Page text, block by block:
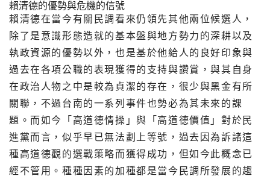
賴清德的優勢與危機的信號
賴清德在當今有關民調看來仍領先其他兩位候選人，
除了是意識形態造就的基本盤與地方勢力的深耕以及
執政資源的優勢以外，也是基於他給人的良好印象與
過去在各項公職的表現獲得的支持與讚賞，與其自身
在政治人物之中是較為貞潔的存在， 很少與黑金有所
關聯， 不過台南的一系列事件也勢必為其未來的課
題。而如今「 高道德情操」與「高道德價值」對於民
進黨而言， 似乎早已無法劃上等號， 過去因為訴諸這
種高道德觀的選戰策略而獲得成功， 但如今此概念已
經不管用。 種種因素的加種都是當今民調所發展的趨